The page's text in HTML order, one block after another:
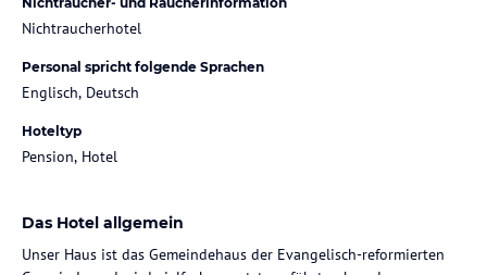
Nichtraucherhotel
Personal spricht folgende Sprachen
Englisch, Deutsch
Hoteltyp
Pension, Hotel
Das Hotel allgemein
Unser Haus ist das Gemeindehaus der Evangelisch-reformierten